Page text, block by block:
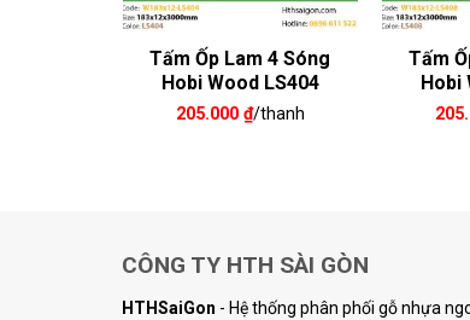
Tấm Ốp Lam 4 Sóng
Hobi Wood LS404
205.000 ₫/thanh
Tấm
Hobi
CÔNG TY HTH SÀI GÒN
HTHSaiGon - Hệ thống phân phối gỗ nhựa